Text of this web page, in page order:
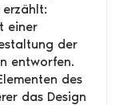
erzählt:
einer
der
entworfen.
des
das Design